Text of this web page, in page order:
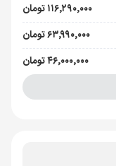
۱۱۶٬۲۹۰٬۰۰۰ تومان
۶۳٬۹۹۰٬۰۰۰ تومان
۴۶٬۰۰۰٬۰۰۰ تومان